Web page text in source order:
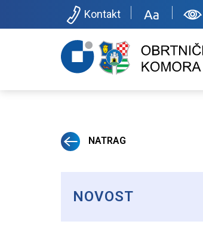
Kontakt
NATRAG
NOVOST